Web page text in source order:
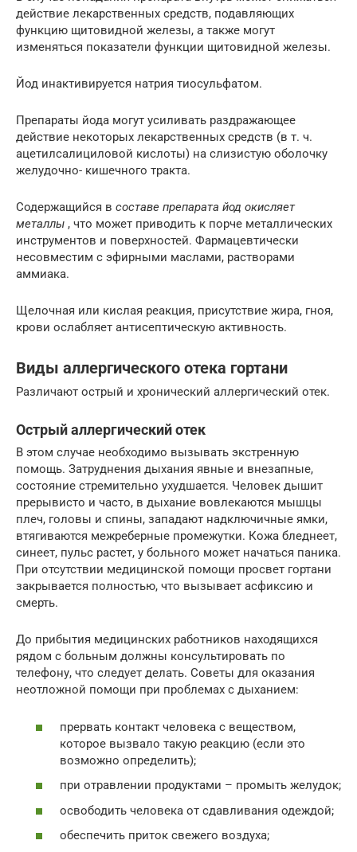
действие лекарственных средств, подавляющих
функцию щитовидной железы, а также могут
изменяться показатели функции щитовидной железы.
Йод инактивируется натрия тиосульфатом.
Препараты йода могут усиливать раздражающее
действие некоторых лекарственных средств (в т. ч.
ацетилсалициловой кислоты) на слизистую оболочку
желудочно- кишечного тракта.
Содержащийся в составе препарата йод окисляет
металлы , что может приводить к порче металлических
инструментов и поверхностей. Фармацевтически
несовместим с эфирными маслами, растворами
аммиака.
Щелочная или кислая реакция, присутствие жира, гноя,
крови ослабляет антисептическую активность.
Виды аллергического отека гортани
Различают острый и хронический аллергический отек.
Острый аллергический отек
В этом случае необходимо вызывать экстренную
помощь. Затруднения дыхания явные и внезапные,
состояние стремительно ухудшается. Человек дышит
прерывисто и часто, в дыхание вовлекаются мышцы
плеч, головы и спины, западают надключичные ямки,
втягиваются межреберные промежутки. Кожа бледнеет,
синеет, пульс растет, у больного может начаться паника.
При отсутствии медицинской помощи просвет гортани
закрывается полностью, что вызывает асфиксию и
смерть.
До прибытия медицинских работников находящихся
рядом с больным должны консультировать по
телефону, что следует делать. Советы для оказания
неотложной помощи при проблемах с дыханием:
прервать контакт человека с веществом,
которое вызвало такую реакцию (если это
возможно определить);
при отравлении продуктами – промыть желудок;
освободить человека от сдавливания одеждой;
обеспечить приток свежего воздуха;